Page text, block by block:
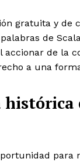
gratuita y de
de
accionar de la
a una